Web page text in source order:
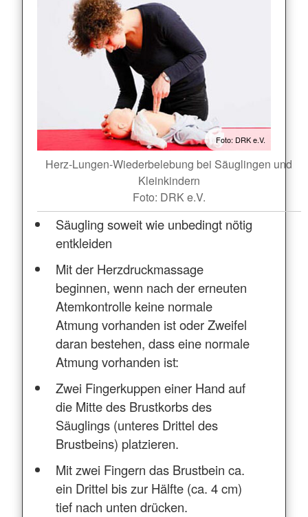
Foto: DRK e.V.
Herz-Lungen-Wiederbelebung bei Säuglingen und
Kleinkindern
Foto: DRK e.V.
Säugling soweit wie unbedingt nötig
entkleiden
Mit der Herzdruckmassage
beginnen, wenn nach der erneuten
Atemkontrolle keine normale
Atmung vorhanden ist oder Zweifel
daran bestehen, dass eine normale
Atmung vorhanden ist:
Zwei Fingerkuppen einer Hand auf
die Mitte des Brustkorbs des
Säuglings (unteres Drittel des
Brustbeins) platzieren.
Mit zwei Fingern das Brustbein ca.
ein Drittel bis zur Hälfte (ca. 4 cm)
tief nach unten drücken.